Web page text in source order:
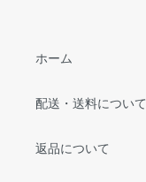
ホーム
配送・送料について
返品について